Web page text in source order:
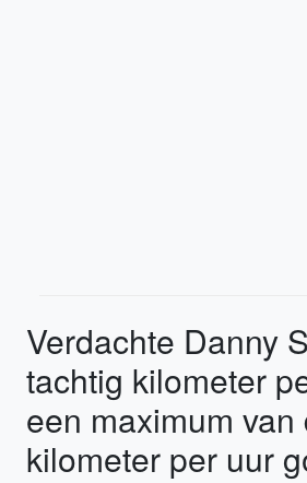
Verdachte Danny
tachtig kilometer
een maximum van
kilometer per uur